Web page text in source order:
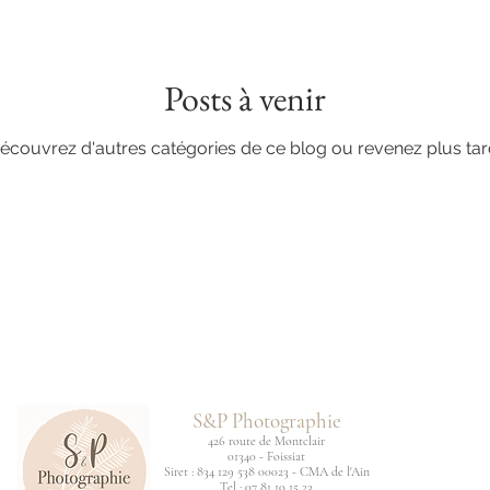
Posts à venir
d'autres catégories de ce blog ou revenez plus
S&P Photographie
426 route de Montclair
01340 - Foissiat
Siret : 834 129 538 00023 - CMA de l'Ain
Tel : 07 81 10 15 23